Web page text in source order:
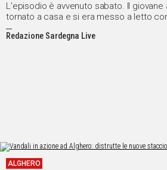
L'episodio è avvenuto sabato. Il giovane
tornato a casa e si era messo a letto
successo
Redazione Sardegna Live
ALGHERO